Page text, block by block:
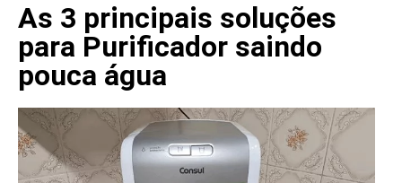
As 3 principais soluções
para Purificador saindo
pouca água